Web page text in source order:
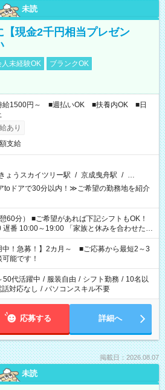
未読
現金2千円相当プレゼン
人未経験OK
ブランクOK
給1500円～ ■週払いOK ■扶養内OK ■日
あり
支給
ょうスカイツリー駅 / 京成曳舟駅 / …
toドアで30分以内！≫ご希望の勤務地を紹介
下記シフトもOK！
19:00 「家族と休みを合わせた
て夕飯の準備がしたい」 「できれば残業はし
望を教えてくださいね。 ※Wワーク希望
仕事で希望する勤務時間と、もう1つのお仕事
で週40時間を超える場合は応募できません。
中！急募！】2カ月～ ■ご応募から最短2～3
能です！
50代活躍中 / 服装自由 / シフト勤務 / 10名以
話対応なし / パソコンスキル不要
応募する 詳細へ
掲載日：2026.08.07
未読